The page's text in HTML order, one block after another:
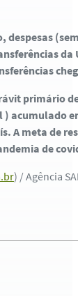
primário
acumulado
A meta de
de
) / Agência